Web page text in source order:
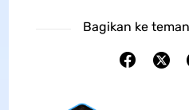
Bagikan ke